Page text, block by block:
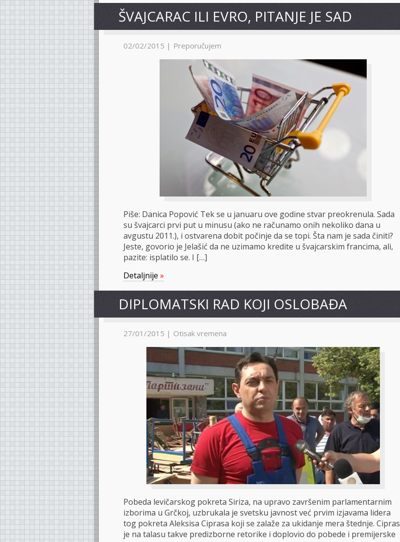
ŠVAJCARAC ILI EVRO, PITANJE JE SAD
02/02/2015 | Preporučujem
Piše: Danica Popović Tek se u januaru ove godine stvar preokrenula. Sada
su švajcarci prvi put u minusu (ako ne računamo onih nekoliko dana u
avgustu 2011.), i ostvarena dobit počinje da se topi. Šta nam je sada činiti?
Jeste, govorio je Jelašić da ne uzimamo kredite u švajcarskim francima, ali,
pazite: isplatilo se. I […]
Detaljnije »
DIPLOMATSKI RAD KOJI OSLOBAĐA
27/01/2015 | Otisak vremena
Pobeda levičarskog pokreta Siriza, na upravo završenim parlamentarnim
izborima u Grčkoj, uzbrukala je svetsku javnost već prvim izjavama lidera
tog pokreta Aleksisa Ciprasa koji se zalaže za ukidanje mera štednje. Cipras
je na talasu takve predizborne retorike i doplovio do pobede i premijerske